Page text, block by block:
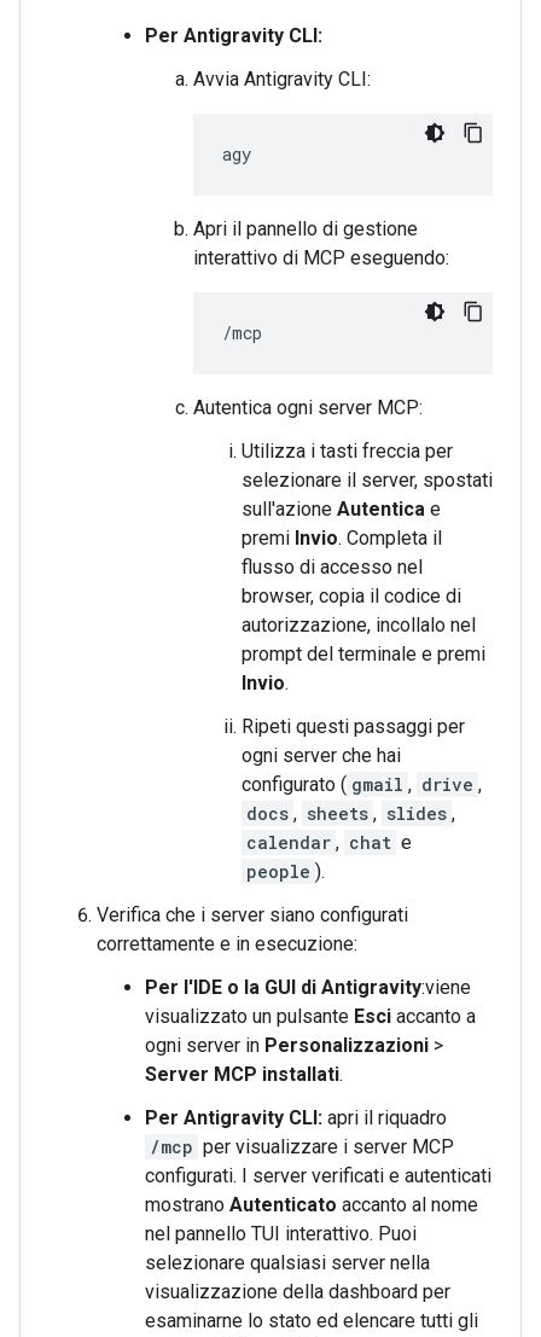
Per Antigravity CLI:
Avvia Antigravity CLI:
Apri il pannello di gestione
interattivo di MCP eseguendo:
Autentica ogni server MCP:
Utilizza i tasti freccia per
selezionare il server, spostati
sull'azione Autentica e
premi Invio. Completa il
flusso di accesso nel
browser, copia il codice di
autorizzazione, incollalo nel
prompt del terminale e premi
Invio.
Ripeti questi passaggi per
ogni server che hai
configurato ( gmail , drive ,
docs , sheets , slides ,
calendar , chat e
people ).
Verifica che i server siano configurati
correttamente e in esecuzione:
Per l'IDE o la GUI di Antigravity:viene
visualizzato un pulsante Esci accanto a
ogni server in Personalizzazioni >
Server MCP installati.
Per Antigravity CLI: apri il riquadro
/mcp per visualizzare i server MCP
configurati. I server verificati e autenticati
mostrano Autenticato accanto al nome
nel pannello TUI interattivo. Puoi
selezionare qualsiasi server nella
visualizzazione della dashboard per
esaminarne lo stato ed elencare tutti gli